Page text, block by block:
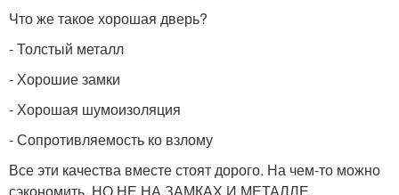
Что же такое хорошая дверь?
- Толстый металл
- Хорошие замки
- Хорошая шумоизоляция
- Сопротивляемость ко взлому
Все эти качества вместе стоят дорого. На чем-то можно